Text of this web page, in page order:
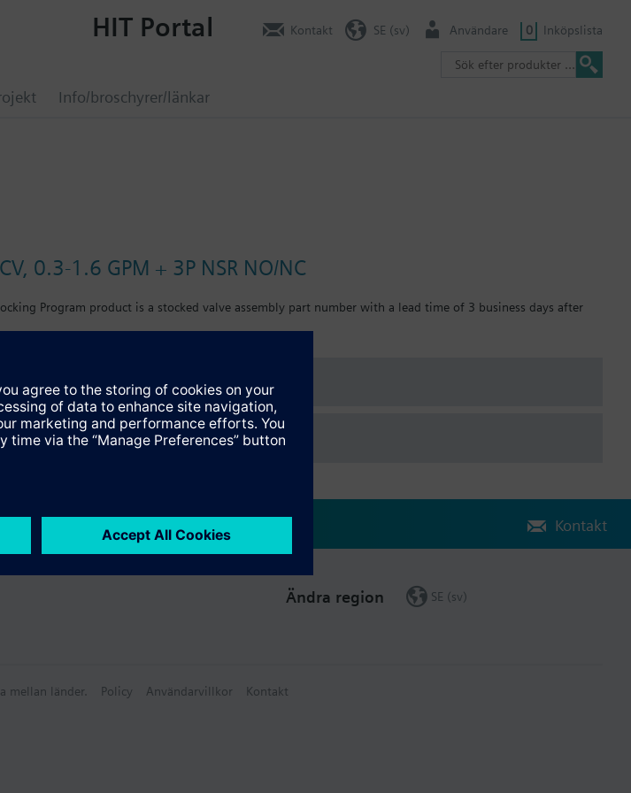
Info/broschyrer/länkar
HIT Portal Kontakt SE (sv) Användare 0 Inköpslista
0.3-1.6 GPM + 3P NSR NO/NC
Program product is a stocked valve assembly part number with a lead time of 3 business days after
Kontakt
Ändra region SE (sv)
mellan länder. Policy Användarvillkor Kontakt